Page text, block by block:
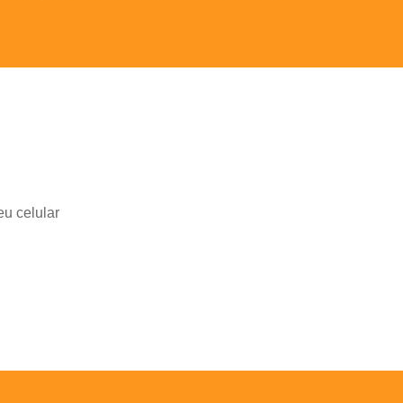
celular